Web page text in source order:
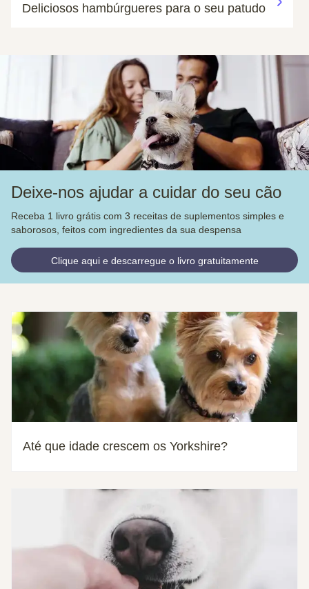
Deliciosos hambúrgueres para o seu patudo
Deixe-nos ajudar a cuidar do seu cão
Receba 1 livro grátis com 3 receitas de suplementos simples e
saborosos, feitos com ingredientes da sua despensa
Clique aqui e descarregue o livro gratuitamente
Até que idade crescem os Yorkshire?